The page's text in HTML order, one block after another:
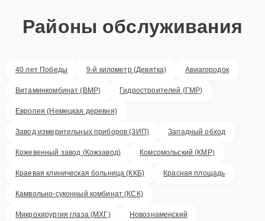
Районы обслуживания
40 лет Победы 9-й километр (Девятка) Авиагородок
Витаминкомбинат (ВМР) Гидростроителей (ГМР)
Европея (Немецкая деревня)
Завод измерительных приборов (ЗИП) Западный обход
Кожевенный завод (Кожзавод) Комсомольский (КМР)
Краевая клиническая больница (ККБ) Красная площадь
Камвольно-суконный комбинат (КСК)
Микрохирургия глаза (МХГ) Новознаменский